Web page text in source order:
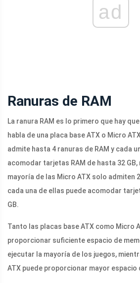
ad
Ranuras de RAM
La ranura RAM es lo primero que hay
habla de una placa base ATX o Micro
admite hasta 4 ranuras de RAM y cada
acomodar tarjetas RAM de hasta 32
mayoría de las Micro ATX solo admiten
cada una de ellas puede acomodar
GB.
Tanto las placas base ATX como Micro
proporcionar suficiente espacio de
ejecutar la mayoría de los juegos,
ATX puede proporcionar mayor espacio